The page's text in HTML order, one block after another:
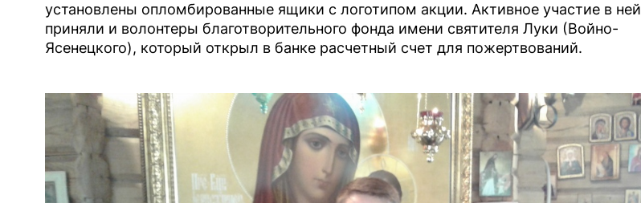
установлены опломбированные ящики с логотипом акции. Активное участие в ней
приняли и волонтеры благотворительного фонда имени святителя Луки (Войно-
Ясенецкого), который открыл в банке расчетный счет для пожертвований.